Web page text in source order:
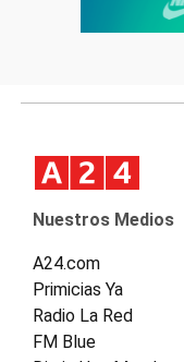
Nuestros Medios
A24.com
Primicias Ya
Radio La Red
FM Blue